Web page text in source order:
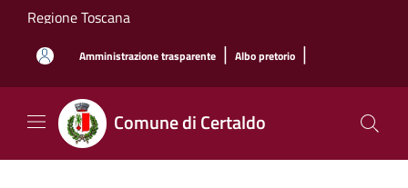
Salta al contenuto principale
Regione Toscana
Amministrazione trasparente | Albo pretorio |
Comune di Certaldo